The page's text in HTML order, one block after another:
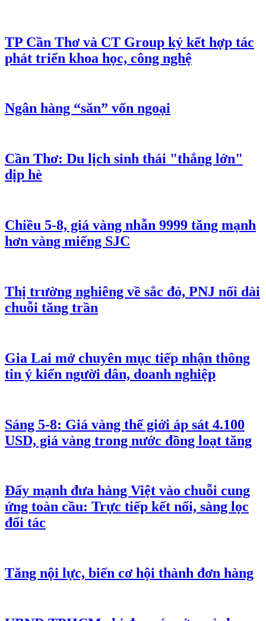
TP Cần Thơ và CT Group ký kết hợp tác
phát triển khoa học, công nghệ
Ngân hàng “săn” vốn ngoại
Cần Thơ: Du lịch sinh thái "thắng lớn"
dịp hè
Chiều 5-8, giá vàng nhẫn 9999 tăng mạnh
hơn vàng miếng SJC
Thị trường nghiêng về sắc đỏ, PNJ nối dài
chuỗi tăng trần
Gia Lai mở chuyên mục tiếp nhận thông
tin ý kiến người dân, doanh nghiệp
Sáng 5-8: Giá vàng thế giới áp sát 4.100
USD, giá vàng trong nước đồng loạt tăng
Đẩy mạnh đưa hàng Việt vào chuỗi cung
ứng toàn cầu: Trực tiếp kết nối, sàng lọc
đối tác
Tăng nội lực, biến cơ hội thành đơn hàng